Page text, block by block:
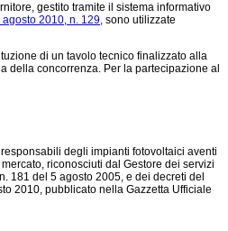
gestito tramite il sistema informativo
agosto 2010, n. 129, sono utilizzate
di un tavolo tecnico finalizzato alla
della concorrenza. Per la partecipazione al
degli impianti fotovoltaici aventi
riconosciuti dal Gestore dei servizi
181 del 5 agosto 2005, e dei decreti del
2010, pubblicato nella Gazzetta Ufficiale